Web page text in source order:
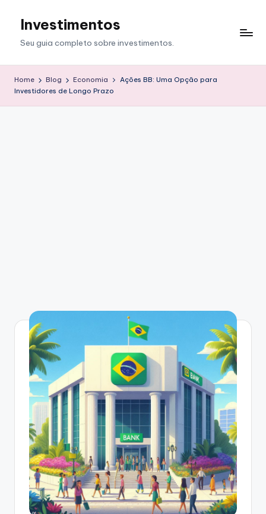
Investimentos
Seu guia completo sobre investimentos.
Home Blog Economia
Ações BB: Uma Opção para
Investidores de Longo Prazo